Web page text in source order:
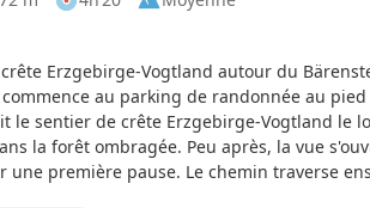
Erzgebirge-Vogtland autour du
au parking de randonnée au
le sentier de crête Erzgebirge-Vogtland le
la forêt ombragée. Peu après, la vue
une première pause. Le chemin traverse